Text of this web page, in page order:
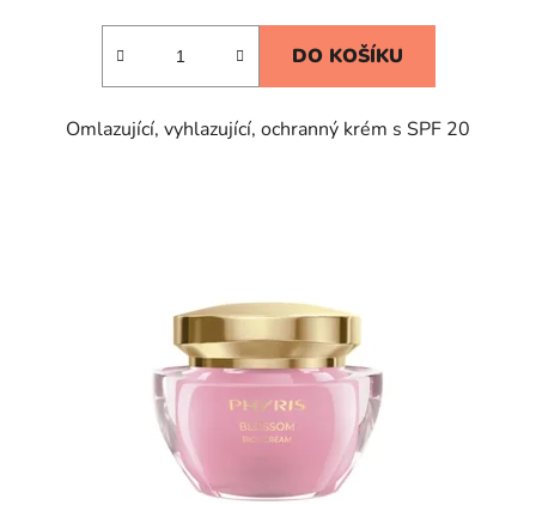
DO KOŠÍKU
Omlazující, vyhlazující, ochranný krém s SPF 20